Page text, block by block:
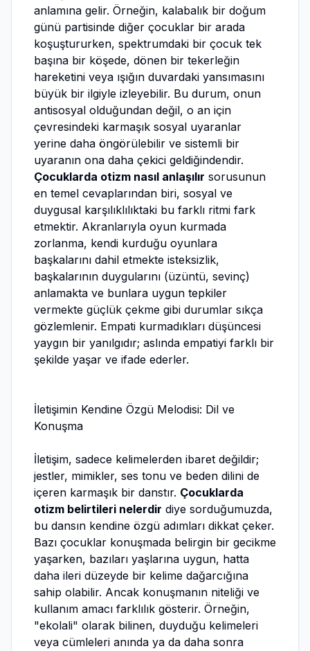
anlamına gelir. Örneğin, kalabalık bir doğum
günü partisinde diğer çocuklar bir arada
koşuştururken, spektrumdaki bir çocuk tek
başına bir köşede, dönen bir tekerleğin
hareketini veya ışığın duvardaki yansımasını
büyük bir ilgiyle izleyebilir. Bu durum, onun
antisosyal olduğundan değil, o an için
çevresindeki karmaşık sosyal uyaranlar
yerine daha öngörülebilir ve sistemli bir
uyaranın ona daha çekici geldiğindendir.
Çocuklarda otizm nasıl anlaşılır sorusunun
en temel cevaplarından biri, sosyal ve
duygusal karşılıklılıktaki bu farklı ritmi fark
etmektir. Akranlarıyla oyun kurmada
zorlanma, kendi kurduğu oyunlara
başkalarını dahil etmekte isteksizlik,
başkalarının duygularını (üzüntü, sevinç)
anlamakta ve bunlara uygun tepkiler
vermekte güçlük çekme gibi durumlar sıkça
gözlemlenir. Empati kurmadıkları düşüncesi
yaygın bir yanılgıdır; aslında empatiyi farklı bir
şekilde yaşar ve ifade ederler.
İletişimin Kendine Özgü Melodisi: Dil ve
Konuşma
İletişim, sadece kelimelerden ibaret değildir;
jestler, mimikler, ses tonu ve beden dilini de
içeren karmaşık bir danstır. Çocuklarda
otizm belirtileri nelerdir diye sorduğumuzda,
bu dansın kendine özgü adımları dikkat çeker.
Bazı çocuklar konuşmada belirgin bir gecikme
yaşarken, bazıları yaşlarına uygun, hatta
daha ileri düzeyde bir kelime dağarcığına
sahip olabilir. Ancak konuşmanın niteliği ve
kullanım amacı farklılık gösterir. Örneğin,
"ekolali" olarak bilinen, duyduğu kelimeleri
veya cümleleri anında ya da daha sonra